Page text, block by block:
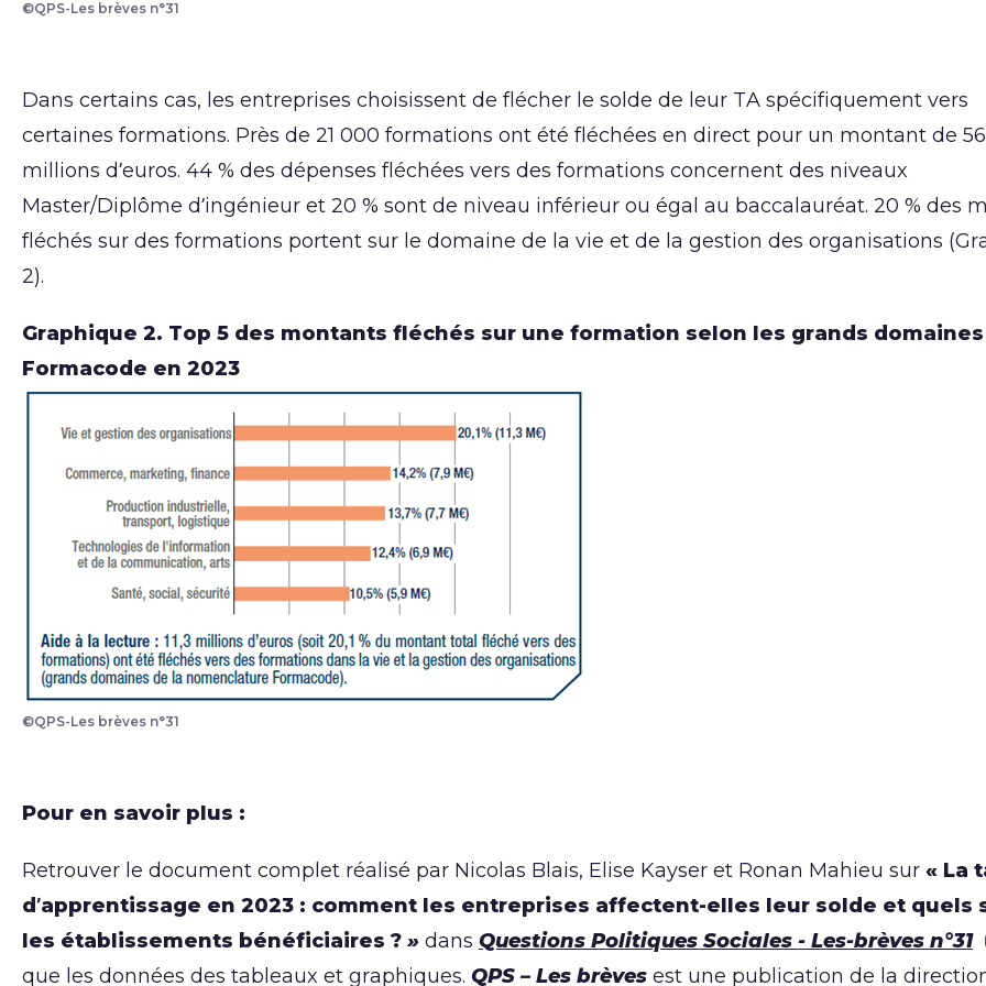
©QPS-Les brèves n°31
Dans certains cas, les entreprises choisissent de flécher le solde de leur TA spécifiquement vers
certaines formations. Près de 21 000 formations ont été fléchées en direct pour un montant de 56
millions d’euros. 44 % des dépenses fléchées vers des formations concernent des niveaux
Master/Diplôme d’ingénieur et 20 % sont de niveau inférieur ou égal au baccalauréat. 20 % des
fléchés sur des formations portent sur le domaine de la vie et de la gestion des organisations
2).
Graphique 2. Top 5 des montants fléchés sur une formation selon les grands
Formacode en 2023
©QPS-Les brèves n°31
Pour en savoir plus :
Retrouver le document complet réalisé par Nicolas Blais, Elise Kayser et Ronan Mahieu sur « La
d’apprentissage en 2023 : comment les entreprises affectent-elles leur solde et quels
les établissements bénéficiaires ? » dans Questions Politiques Sociales - Les-brèves n°31
que les données des tableaux et graphiques. QPS – Les brèves est une publication de la